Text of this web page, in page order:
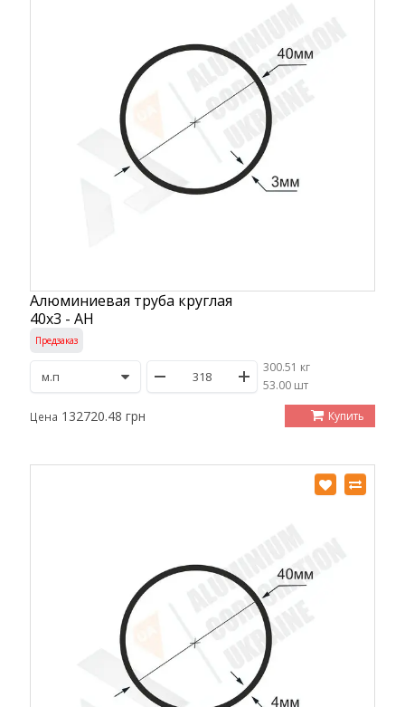
Алюминиевая труба круглая
40х3 - АН
Предзаказ
300.51 кг
/53.00 шт
Цена 132720.48 грн Купить